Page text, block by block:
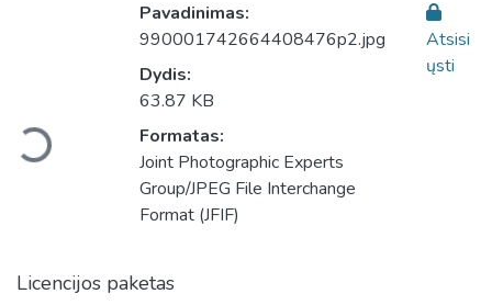
Įkeliama...
Pavadinimas:
990001742664408476p2.jpg
Dydis:
63.87 KB
Formatas:
Joint Photographic Experts
Group/JPEG File Interchange
Format (JFIF)
Atsisi
ųsti
Licencijos paketas